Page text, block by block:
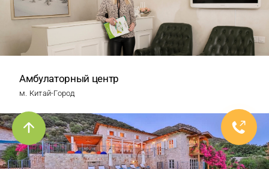
Амбулаторный центр
м. Китай-Город